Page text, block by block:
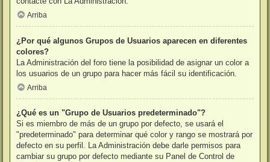
Arriba
¿Por qué algunos Grupos de Usuarios aparecen en diferentes
colores?
La Administración del foro tiene la posibilidad de asignar un color a
los usuarios de un grupo para hacer más fácil su identificación.
Arriba
¿Qué es un "Grupo de Usuarios predeterminado"?
Si es miembro de más de un grupo por defecto, se usará el
"predeterminado" para determinar qué color y rango se mostrará por
defecto en su perfil. La Administración debe darle permisos para
cambiar su grupo por defecto mediante su Panel de Control de